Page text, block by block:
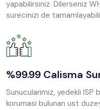
yapabilirsiniz. Dilerseniz
surecinizi de
%99.99 Calisma
Sunucularimiz, yedekli ISP
korumasi bulunan ust